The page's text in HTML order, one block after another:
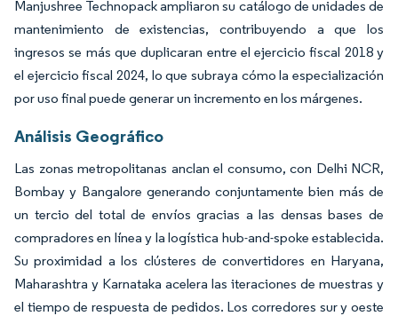
Manjushree Technopack ampliaron su catálogo de unidades de
mantenimiento de existencias, contribuyendo a que los
ingresos se más que duplicaran entre el ejercicio fiscal 2018 y
el ejercicio fiscal 2024, lo que subraya cómo la especialización
por uso final puede generar un incremento en los márgenes.
Análisis Geográfico
Las zonas metropolitanas anclan el consumo, con Delhi NCR,
Bombay y Bangalore generando conjuntamente bien más de
un tercio del total de envíos gracias a las densas bases de
compradores en línea y la logística hub-and-spoke establecida.
Su proximidad a los clústeres de convertidores en Haryana,
Maharashtra y Karnataka acelera las iteraciones de muestras y
el tiempo de respuesta de pedidos. Los corredores sur y oeste